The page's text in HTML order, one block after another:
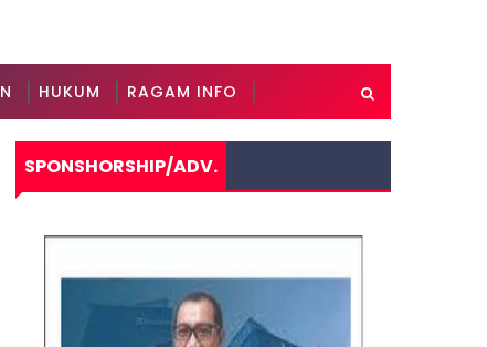
HUKUM RAGAM INFO
SPONSHORSHIP/ADV.